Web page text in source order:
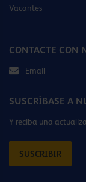
Vacantes
CONTACTE CON
Email
SUSCRÍBASE A
Y reciba una
SUSCRIBIR